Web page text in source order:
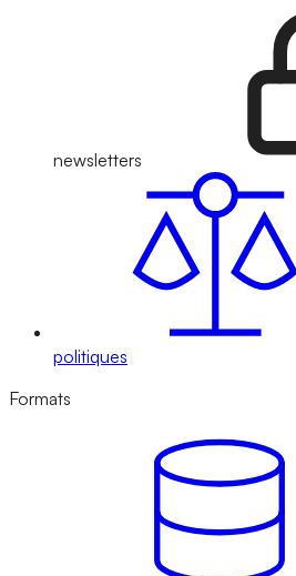
newsletters
politiques
Formats